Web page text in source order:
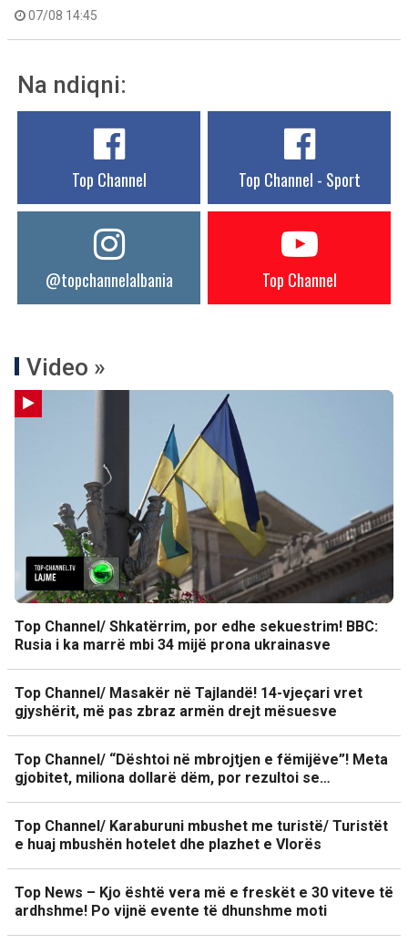
07/08 14:45
Na ndiqni:
Top Channel Top Channel - Sport
@topchannelalbania Top Channel
Video »
Top Channel/ Shkatërrim, por edhe sekuestrim! BBC:
Rusia i ka marrë mbi 34 mijë prona ukrainasve
Top Channel/ Masakër në Tajlandë! 14-vjeçari vret
gjyshërit, më pas zbraz armën drejt mësuesve
Top Channel/ “Dështoi në mbrojtjen e fëmijëve”! Meta
gjobitet, miliona dollarë dëm, por rezultoi se…
Top Channel/ Karaburuni mbushet me turistë/ Turistët
e huaj mbushën hotelet dhe plazhet e Vlorës
Top News – Kjo është vera më e freskët e 30 viteve të
ardhshme! Po vijnë evente të dhunshme moti